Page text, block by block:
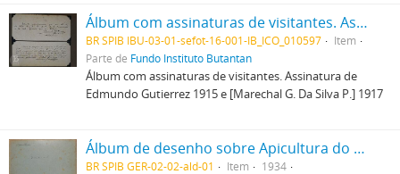
Álbum com assinaturas de visitantes. Assinatura de Edmundo Gutierrez 1915 e [Marechal G. Da Silva P.] 1917
BR SPIB IBU-03-01-sefot-16-001-IB_ICO_010597
Item
Parte de Fundo Instituto Butantan
Álbum com assinaturas de visitantes. Assinatura de
Edmundo Gutierrez 1915 e [Marechal G. Da Silva P.] 1917
Álbum de desenho sobre Apicultura do ensino rural do 3º grau masculino do Grupo Escolar do Butantan (Prof. Noêmia Saraiva Matos Cruz)
BR SPIB GER-02-02-ald-01 Item
1934